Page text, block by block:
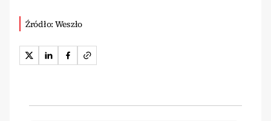
Źródło: Weszło